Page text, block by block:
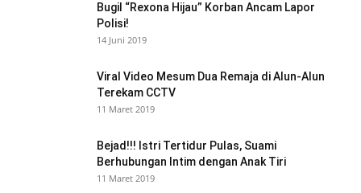
Bugil “Rexona Hijau” Korban Ancam Lapor
Polisi!
14 Juni 2019
Viral Video Mesum Dua Remaja di Alun-Alun
Terekam CCTV
11 Maret 2019
Bejad!!! Istri Tertidur Pulas, Suami
Berhubungan Intim dengan Anak Tiri
11 Maret 2019